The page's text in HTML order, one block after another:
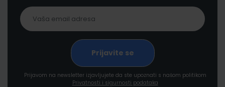
Prijavom na newsletter izjavljujete da ste upoznati s našom politikom
Privatnosti i sigurnosti podataka